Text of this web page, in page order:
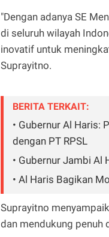
"Dengan adanya SE
di seluruh wilayah
inovatif untuk
Suprayitno.
BERITA TERKAIT:
• Gubernur Al Haris:
dengan PT RPSL
• Gubernur Jambi Al
• Al Haris Bagikan
Suprayitno
dan mendukung